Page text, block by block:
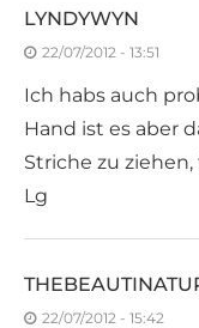
LYNDYWYN
22/07/2012 - 13:51
Ich habs auch
Hand ist es aber
Striche zu
Lg
22/07/2012 - 15:42